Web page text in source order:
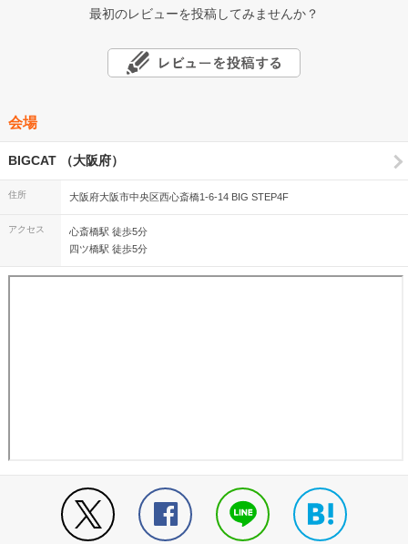
最初のレビューを投稿してみませんか？
会場
BIGCAT （大阪府）
住所 大阪府大阪市中央区西心斎橋1-6-14 BIG STEP4F
アクセス
心斎橋駅 徒歩5分
四ツ橋駅 徒歩5分